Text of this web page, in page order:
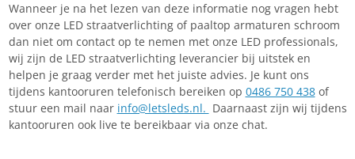
Wanneer je na het lezen van deze informatie nog vragen hebt
over onze LED straatverlichting of paaltop armaturen schroom
dan niet om contact op te nemen met onze LED professionals,
wij zijn de LED straatverlichting leverancier bij uitstek en
helpen je graag verder met het juiste advies. Je kunt ons
tijdens kantooruren telefonisch bereiken op 0486 750 438of
stuur een mail naar info@letsleds.nl. Daarnaast zijn wij tijdens
kantooruren ook live te bereikbaar via onze chat.